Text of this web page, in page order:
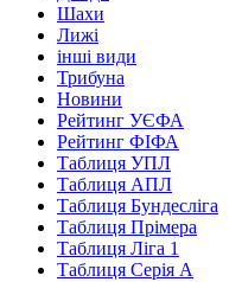
Шахи
Лижі
інші види
Трибуна
Новини
Рейтинг УЄФА
Рейтинг ФІФА
Таблиця УПЛ
Таблиця АПЛ
Таблиця Бундесліга
Таблиця Прімера
Таблиця Ліга 1
Таблиця Серія А